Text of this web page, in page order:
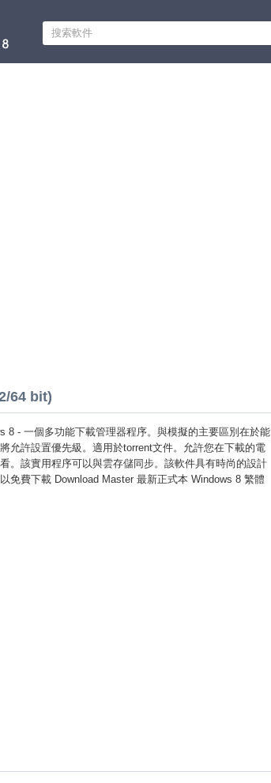
64 bit)
8 - 一個多功能下載管理器程序。與模擬的主要區別在於能
允許設置優先級。適用於torrent文件。允許您在下載的電
。該實用程序可以與雲存儲同步。該軟件具有時尚的設計
免費下載 Download Master 最新正式本 Windows 8 繁體